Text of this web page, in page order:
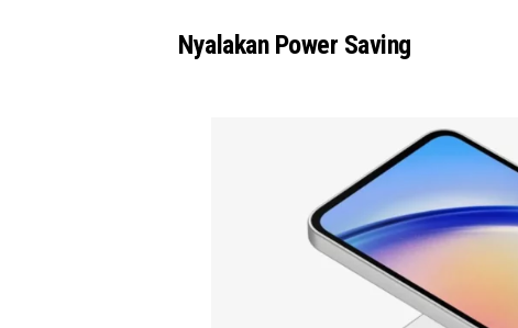
Nyalakan Power Saving